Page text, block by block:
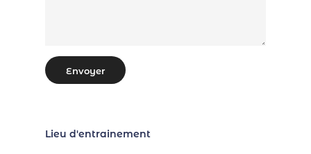
Lieu d'entrainement